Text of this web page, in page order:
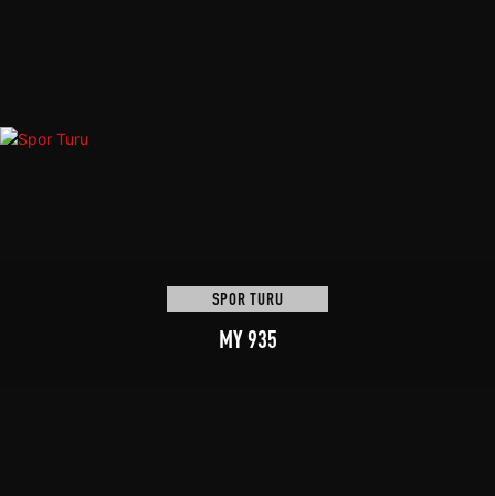
SPOR TURU
MY 935